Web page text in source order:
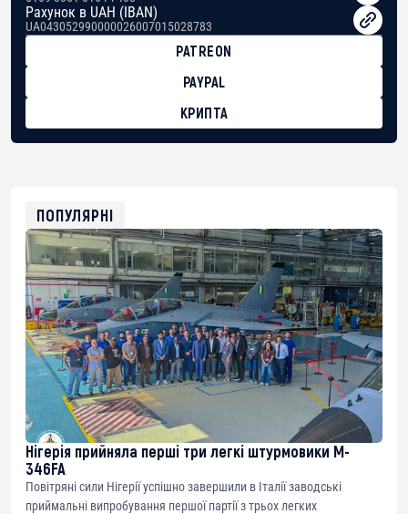
Рахунок в UAH (IBAN)
UA043052990000026007015028783
PATREON
PAYPAL
КРИПТА
0xfD02863D3289416fcF50975c9DFda13623f97758
ПОПУЛЯРНІ
Нігерія прийняла перші три легкі штурмовики M-
346FA
Повітряні сили Нігерії успішно завершили в Італії заводські
приймальні випробування першої партії з трьох легких